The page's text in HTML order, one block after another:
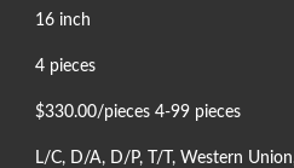
16 inch
4 pieces
$330.00/pieces 4-99 pieces
L/C, D/A, D/P, T/T, Western